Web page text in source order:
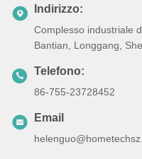
Indirizzo:
Complesso industriale
Bantian, Longgang,
Telefono:
86-755-23728452
Email